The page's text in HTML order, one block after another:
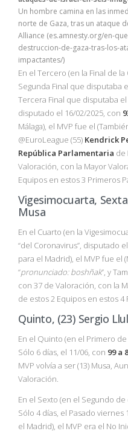
Un hombre camina en las
norte de Gaza, tras un ataque
Alliance (es.amnesty.org/en-
destruccion-de-gaza-tras-los-
impactantes/)
En el Tercero (en la Final de la
Segunda Final que disputaba
Tercera Final que disputaba
disputado el 16/02/2025, con
Málaga), el MVP fue el
@EuroLeague (55) Kendrick
República Parlamentaria de
Valoración, con la Mayor
Equipos en estos 3 Primeros
Vigesimocuarta,
Musa
En el Cuarto (en la
“del Coronavirus”, disputado
para el Madrid), el MVP fue el
“pronunciado: boshñak”, y
con 37 de Valoración, con la
de estos 2 Equipos en estos 4
Quinto, (23) Sergio
En el Quinto (en el Primero
Sólo 6 días, el 11/06, con 99 a
MVP volvía a ser (13) Musa,
Valoración.
En el Sexto (en el Segundo
Sólo 4 días, el Pasado viernes
el Madrid), el MVP era el No